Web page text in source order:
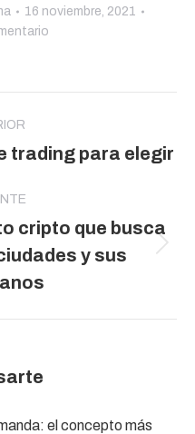
16 noviembre, 2021
trading para elegir
cripto que busca
y sus
el concepto más